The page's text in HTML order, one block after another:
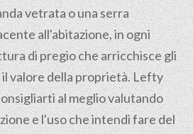
vetrata o una serra
all'abitazione, in ogni
di pregio che arricchisce gli
il valore della proprietà. Lefty
al meglio valutando
e l'uso che intendi fare del